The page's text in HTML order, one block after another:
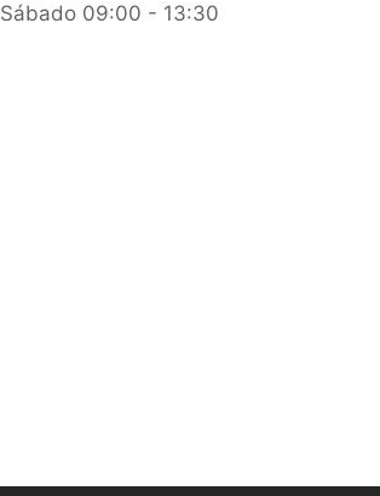
Sábado 09:00 - 13:30